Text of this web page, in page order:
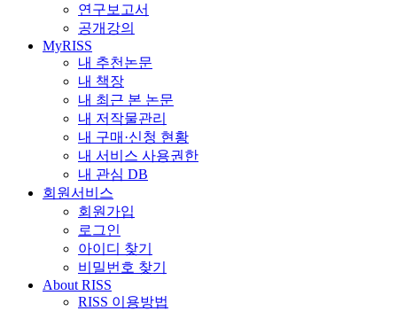
연구보고서
공개강의
MyRISS
내 추천논문
내 책장
내 최근 본 논문
내 저작물관리
내 구매·신청 현황
내 서비스 사용권한
내 관심 DB
회원서비스
회원가입
로그인
아이디 찾기
비밀번호 찾기
About RISS
RISS 이용방법